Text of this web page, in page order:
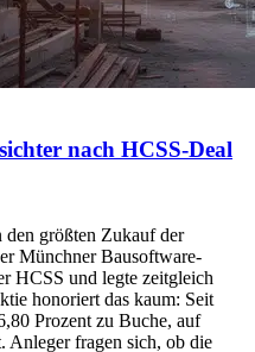
nach HCSS-Deal
den größten Zukauf der
Münchner Bausoftware-
HCSS und legte zeitgleich
honoriert das kaum: Seit
Prozent zu Buche, auf
Anleger fragen sich, ob die